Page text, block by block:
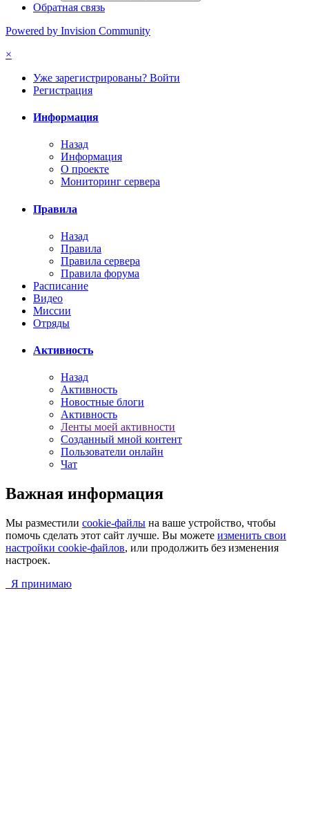
Обратная связь
Powered by Invision Community
×
Уже зарегистрированы? Войти
Регистрация
Информация
Назад
Информация
О проекте
Мониторинг сервера
Правила
Назад
Правила
Правила сервера
Правила форума
Расписание
Видео
Миссии
Отряды
Активность
Назад
Активность
Новостные блоги
Активность
Ленты моей активности
Созданный мной контент
Пользователи онлайн
Чат
Важная информация
Мы разместили cookie-файлы на ваше устройство, чтобы
помочь сделать этот сайт лучше. Вы можете изменить свои
настройки cookie-файлов, или продолжить без изменения
настроек.
Я принимаю